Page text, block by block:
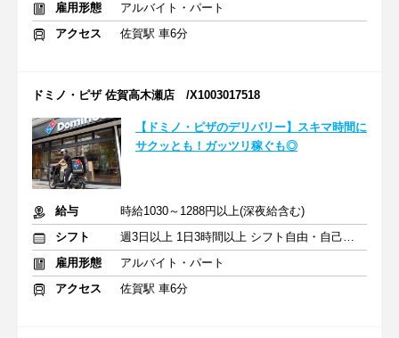
雇用形態
アルバイト・パート
アクセス
佐賀駅 車6分
ドミノ・ピザ 佐賀高木瀬店 /X1003017518
【ドミノ・ピザのデリバリー】スキマ時間に
サクッとも！ガッツリ稼ぐも◎
給与
時給1030～1288円以上(深夜給含む)
シフト
週3日以上 1日3時間以上 シフト自由・自己申告
雇用形態
アルバイト・パート
アクセス
佐賀駅 車6分